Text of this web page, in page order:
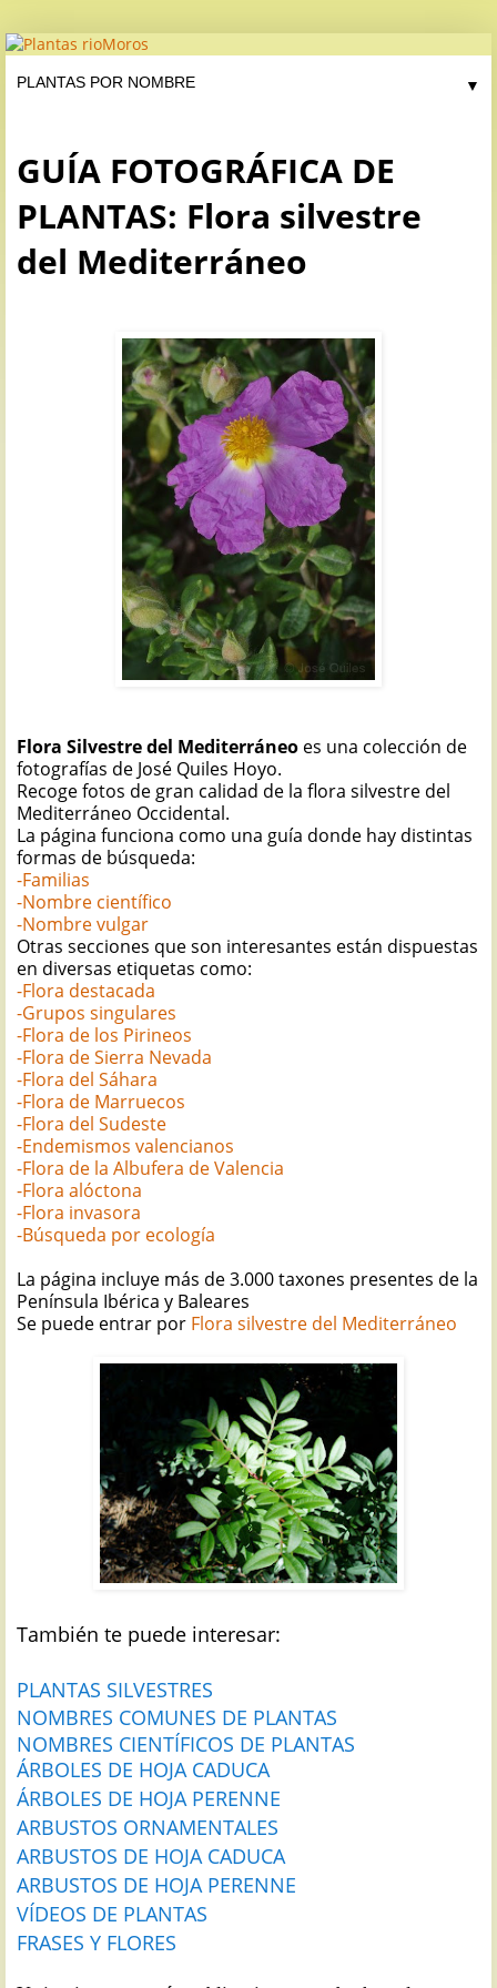
▼
GUÍA FOTOGRÁFICA DE
PLANTAS: Flora silvestre
del Mediterráneo
Flora Silvestre del Mediterráneo es una colección de
fotografías de José Quiles Hoyo.
Recoge fotos de gran calidad de la flora silvestre del
Mediterráneo Occidental.
La página funciona como una guía donde hay distintas
formas de búsqueda:
-Familias
-Nombre científico
-Nombre vulgar
Otras secciones que son interesantes están dispuestas
en diversas etiquetas como:
-Flora destacada
-Grupos singulares
-Flora de los Pirineos
-Flora de Sierra Nevada
-Flora del Sáhara
-Flora de Marruecos
-Flora del Sudeste
-Endemismos valencianos
-Flora de la Albufera de Valencia
-Flora alóctona
-Flora invasora
-Búsqueda por ecología
La página incluye más de 3.000 taxones presentes de la
Península Ibérica y Baleares
Se puede entrar por Flora silvestre del Mediterráneo
También te puede interesar:
PLANTAS SILVESTRES
NOMBRES COMUNES DE PLANTAS
NOMBRES CIENTÍFICOS DE PLANTAS
ÁRBOLES DE HOJA CADUCA
ÁRBOLES DE HOJA PERENNE
ARBUSTOS ORNAMENTALES
ARBUSTOS DE HOJA CADUCA
ARBUSTOS DE HOJA PERENNE
VÍDEOS DE PLANTAS
FRASES Y FLORES